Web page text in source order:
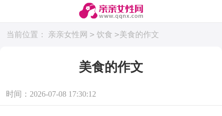
当前位置： 亲亲女性网 > 饮食 >美食的作文
美食的作文
时间：2026-07-08 17:30:12